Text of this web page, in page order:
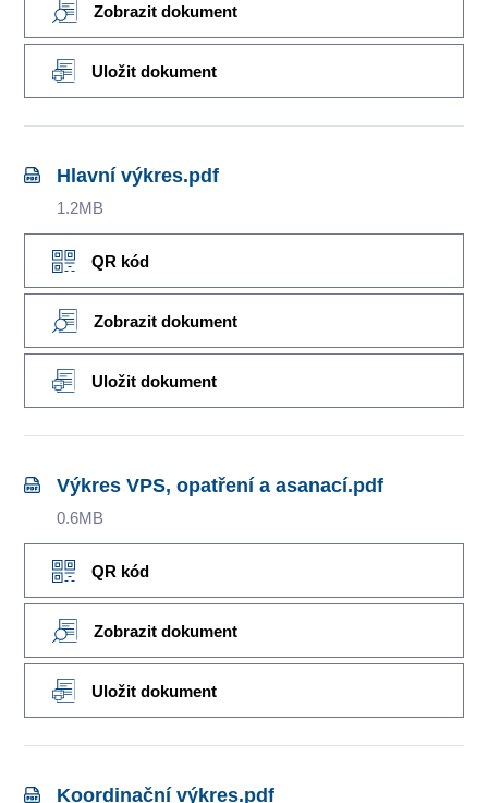
Zobrazit dokument
Uložit dokument
Hlavní výkres.pdf
1.2MB
QR kód
Zobrazit dokument
Uložit dokument
Výkres VPS, opatření a asanací.pdf
0.6MB
QR kód
Zobrazit dokument
Uložit dokument
Koordinační výkres.pdf